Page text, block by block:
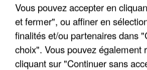
COULÉE DE BOUE EN HAUTE-
Vous pouvez accepter en
et fermer", ou affiner en
finalités et/ou partenaires dans
choix". Vous pouvez également
cliquant sur "Continuer sans